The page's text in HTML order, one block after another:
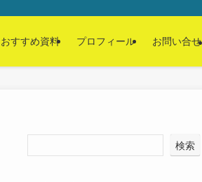
おすすめ資料 プロフィール お問い合せ
検索